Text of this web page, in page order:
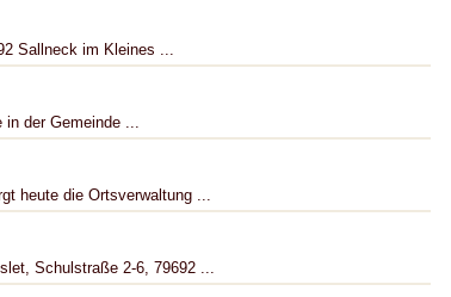
Sallneck im Kleines ...
in der Gemeinde ...
heute die Ortsverwaltung ...
Schulstraße 2-6, 79692 ...